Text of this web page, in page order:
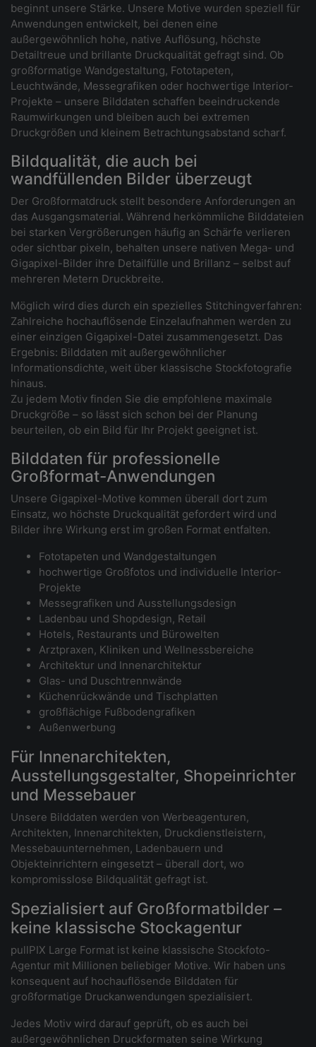
beginnt unsere Stärke. Unsere Motive wurden speziell für
Anwendungen entwickelt, bei denen eine
außergewöhnlich hohe, native Auflösung, höchste
Detailtreue und brillante Druckqualität gefragt sind. Ob
großformatige Wandgestaltung, Fototapeten,
Leuchtwände, Messegrafiken oder hochwertige Interior-
Projekte – unsere Bilddaten schaffen beeindruckende
Raumwirkungen und bleiben auch bei extremen
Druckgrößen und kleinem Betrachtungsabstand scharf.
Bildqualität, die auch bei
wandfüllenden Bilder überzeugt
Der Großformatdruck stellt besondere Anforderungen an
das Ausgangsmaterial. Während herkömmliche Bilddateien
bei starken Vergrößerungen häufig an Schärfe verlieren
oder sichtbar pixeln, behalten unsere nativen Mega- und
Gigapixel-Bilder ihre Detailfülle und Brillanz – selbst auf
mehreren Metern Druckbreite.
Möglich wird dies durch ein spezielles Stitchingverfahren:
Zahlreiche hochauflösende Einzelaufnahmen werden zu
einer einzigen Gigapixel-Datei zusammengesetzt. Das
Ergebnis: Bilddaten mit außergewöhnlicher
Informationsdichte, weit über klassische Stockfotografie
hinaus.
Zu jedem Motiv finden Sie die empfohlene maximale
Druckgröße – so lässt sich schon bei der Planung
beurteilen, ob ein Bild für Ihr Projekt geeignet ist.
Bilddaten für professionelle
Großformat-Anwendungen
Unsere Gigapixel-Motive kommen überall dort zum
Einsatz, wo höchste Druckqualität gefordert wird und
Bilder ihre Wirkung erst im großen Format entfalten.
Fototapeten und Wandgestaltungen
hochwertige Großfotos und individuelle Interior-
Projekte
Messegrafiken und Ausstellungsdesign
Ladenbau und Shopdesign, Retail
Hotels, Restaurants und Bürowelten
Arztpraxen, Kliniken und Wellnessbereiche
Architektur und Innenarchitektur
Glas- und Duschtrennwände
Küchenrückwände und Tischplatten
großflächige Fußbodengrafiken
Außenwerbung
Für Innenarchitekten,
Ausstellungsgestalter, Shopeinrichter
und Messebauer
Unsere Bilddaten werden von Werbeagenturen,
Architekten, Innenarchitekten, Druckdienstleistern,
Messebauunternehmen, Ladenbauern und
Objekteinrichtern eingesetzt – überall dort, wo
kompromisslose Bildqualität gefragt ist.
Spezialisiert auf Großformatbilder –
keine klassische Stockagentur
pullPIX Large Format ist keine klassische Stockfoto-
Agentur mit Millionen beliebiger Motive. Wir haben uns
konsequent auf hochauflösende Bilddaten für
großformatige Druckanwendungen spezialisiert.
Jedes Motiv wird darauf geprüft, ob es auch bei
außergewöhnlichen Druckformaten seine Wirkung